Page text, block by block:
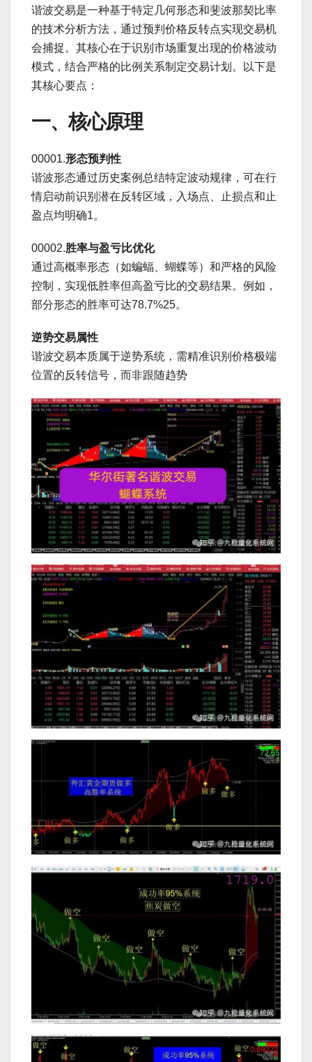
谐波交易是一种基于特定几何形态和斐波那契比率
的技术分析方法，通过预判价格反转点实现交易机
会捕捉。其核心在于识别市场重复出现的价格波动
模式，结合严格的比例关系制定交易计划。以下是
其核心要点：
一、核心原理
00001.‌形态预判性
谐波形态通过历史案例总结特定波动规律，可在行
情启动前识别潜在反转区域，入场点、止损点和止
盈点均明确‌1。
00002.‌胜率与盈亏比优化
通过高概率形态（如蝙蝠、蝴蝶等）和严格的风险
控制，实现低胜率但高盈亏比的交易结果。例如，
部分形态的胜率可达78.7%‌25。
逆势交易属性
谐波交易本质属于逆势系统，需精准识别价格极端
位置的反转信号，而非跟随趋势